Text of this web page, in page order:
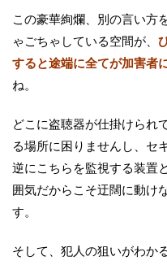
この豪華絢爛、別の言い方
ゃごちゃしている空間が、
すると途端に全てが加害者
ね。
どこに盗聴器が仕掛けられ
る場所に困りませんし、セ
逆にこちらを監視する装置
囲気だからこそ迂闊に動け
す。
そして、犯人の狙いがわか